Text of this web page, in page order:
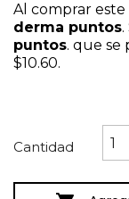
Al comprar
derma puntos
puntos. que
$10.60.
Cantidad